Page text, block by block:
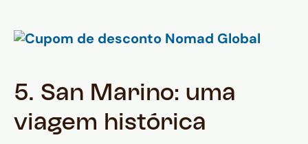
5. San Marino: uma
viagem histórica